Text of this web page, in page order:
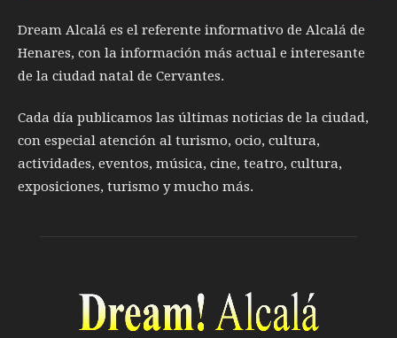
Dream Alcalá es el referente informativo de Alcalá de
Henares, con la información más actual e interesante
de la ciudad natal de Cervantes.
Cada día publicamos las últimas noticias de la ciudad,
con especial atención al turismo, ocio, cultura,
actividades, eventos, música, cine, teatro, cultura,
exposiciones, turismo y mucho más.